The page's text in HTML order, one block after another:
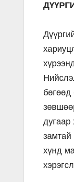
дугаар
замтай
хүнд